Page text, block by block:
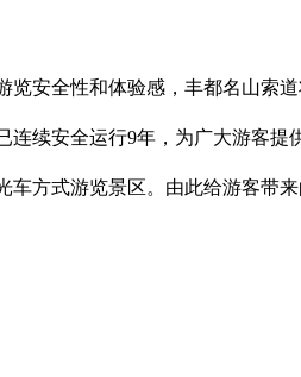
全性和体验感，丰都名山索道
续安全运行9年，为广大游客提
式游览景区。由此给游客带来